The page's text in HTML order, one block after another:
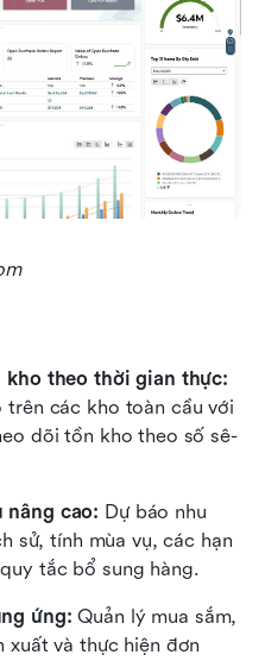
kho theo thời gian thực:
các kho toàn cầu với
dõi tồn kho theo số sê-
nâng cao: Dự báo nhu
sử, tính mùa vụ, các hạn
tắc bổ sung hàng.
ứng: Quản lý mua sắm,
xuất và thực hiện đơn